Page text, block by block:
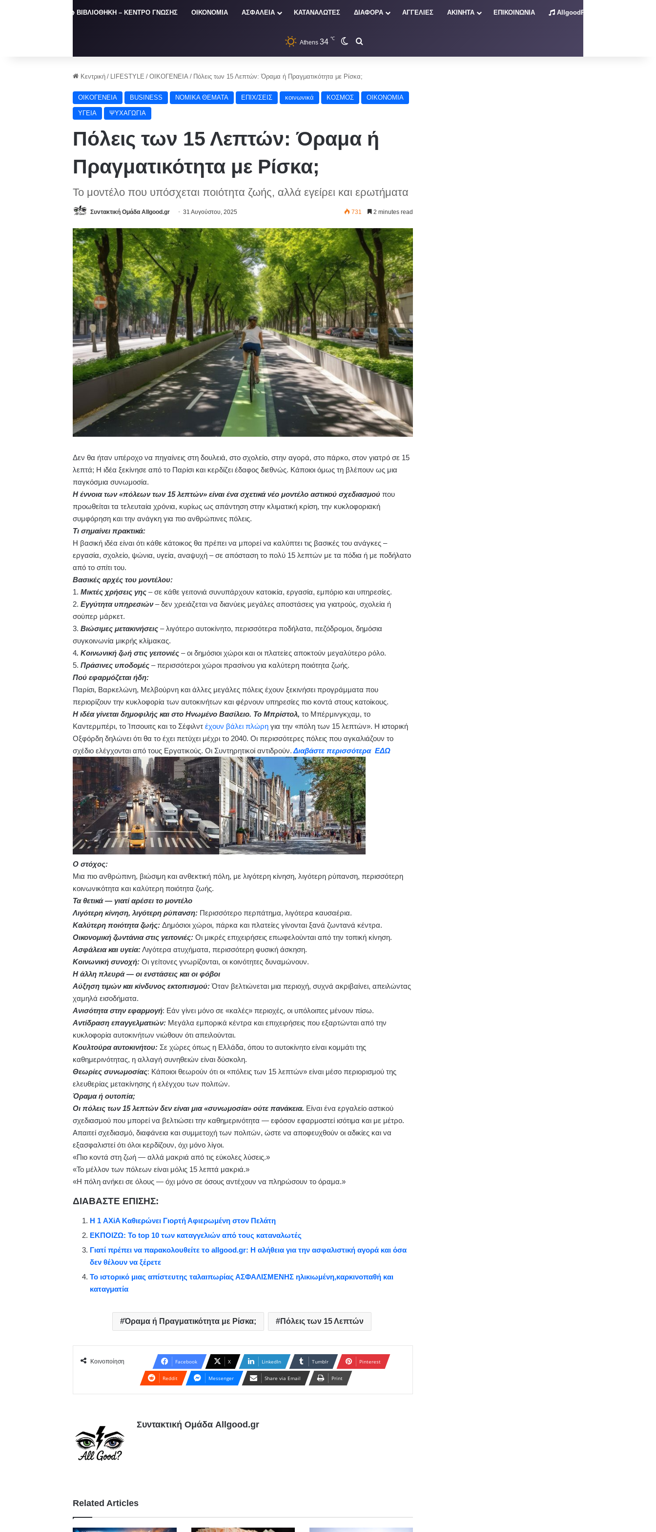
📚 ΒΙΒΛΙΟΘΗΚΗ – ΚΕΝΤΡΟ ΓΝΩΣΗΣ ΟΙΚΟΝΟΜΙΑ ΑΣΦΑΛΕΙΑ ΚΑΤΑΝΑΛΩΤΕΣ ΔΙΑΦΟΡΑ ΑΓΓΕΛΙΕΣ ΑΚΙΝΗΤΑ ΕΠΙΚΟΙΝΩΝΙΑ AllgoodRadio – Live
Athens 34 ℃ Switch skin
Κεντρική / LIFESTYLE / ΟΙΚΟΓΕΝΕΙΑ / Πόλεις των 15 Λεπτών: Όραμα ή Πραγματικότητα με Ρίσκα;
ΟΙΚΟΓΕΝΕΙΑ BUSINESS NOMIKA ΘΕΜΑΤΑ ΕΠΙΧ/ΣΕΙΣ κοινωνικά ΚΟΣΜΟΣ ΟΙΚΟΝΟΜΙΑ
ΥΓΕΙΑ ΨΥΧΑΓΩΓΙΑ
Πόλεις των 15 Λεπτών: Όραμα ή
Πραγματικότητα με Ρίσκα;
Το μοντέλο που υπόσχεται ποιότητα ζωής, αλλά εγείρει και ερωτήματα
Συντακτική Ομάδα Allgood.gr 31 Αυγούστου, 2025 731 2 minutes read
Δεν θα ήταν υπέροχο να πηγαίνεις στη δουλειά, στο σχολείο, στην αγορά, στο πάρκο, στον γιατρό σε 15
λεπτά; Η ιδέα ξεκίνησε από το Παρίσι και κερδίζει έδαφος διεθνώς. Κάποιοι όμως τη βλέπουν ως μια
παγκόσμια συνωμοσία.
Η έννοια των «πόλεων των 15 λεπτών» είναι ένα σχετικά νέο μοντέλο αστικού σχεδιασμού που
προωθείται τα τελευταία χρόνια, κυρίως ως απάντηση στην κλιματική κρίση, την κυκλοφοριακή
συμφόρηση και την ανάγκη για πιο ανθρώπινες πόλεις.
Τι σημαίνει πρακτικά:
Η βασική ιδέα είναι ότι κάθε κάτοικος θα πρέπει να μπορεί να καλύπτει τις βασικές του ανάγκες –
εργασία, σχολείο, ψώνια, υγεία, αναψυχή – σε απόσταση το πολύ 15 λεπτών με τα πόδια ή με ποδήλατο
από το σπίτι του.
Βασικές αρχές του μοντέλου:
1. Μικτές χρήσεις γης – σε κάθε γειτονιά συνυπάρχουν κατοικία, εργασία, εμπόριο και υπηρεσίες.
2.Εγγύτητα υπηρεσιών – δεν χρειάζεται να διανύεις μεγάλες αποστάσεις για γιατρούς, σχολεία ή
σούπερ μάρκετ.
3.Βιώσιμες μετακινήσεις – λιγότερο αυτοκίνητο, περισσότερα ποδήλατα, πεζόδρομοι, δημόσια
συγκοινωνία μικρής κλίμακας.
4. Κοινωνική ζωή στις γειτονιές – οι δημόσιοι χώροι και οι πλατείες αποκτούν μεγαλύτερο ρόλο.
5.Πράσινες υποδομές – περισσότεροι χώροι πρασίνου για καλύτερη ποιότητα ζωής.
Πού εφαρμόζεται ήδη:
Παρίσι, Βαρκελώνη, Μελβούρνη και άλλες μεγάλες πόλεις έχουν ξεκινήσει προγράμματα που
περιορίζουν την κυκλοφορία των αυτοκινήτων και φέρνουν υπηρεσίες πιο κοντά στους κατοίκους.
Η ιδέα γίνεται δημοφιλής και στο Ηνωμένο Βασίλειο. Το Μπρίστολ, το Μπέρμινγκχαμ, το
Καντερμπέρι, το Ίπσουιτς και το Σέφιλντέχουν βάλει πλώρη για την «πόλη των 15 λεπτών». Η ιστορική
Οξφόρδη δηλώνει ότι θα το έχει πετύχει μέχρι το 2040. Οι περισσότερες πόλεις που αγκαλιάζουν το
σχέδιο ελέγχονται από τους Εργατικούς. Οι Συντηρητικοί αντιδρούν.Διαβάστε περισσότερα ΕΔΩ
Ο στόχος:
Μια πιο ανθρώπινη, βιώσιμη και ανθεκτική πόλη, με λιγότερη κίνηση, λιγότερη ρύπανση, περισσότερη
κοινωνικότητα και καλύτερη ποιότητα ζωής.
Τα θετικά — γιατί αρέσει το μοντέλο
Λιγότερη κίνηση, λιγότερη ρύπανση: Περισσότερο περπάτημα, λιγότερα καυσαέρια.
Καλύτερη ποιότητα ζωής: Δημόσιοι χώροι, πάρκα και πλατείες γίνονται ξανά ζωντανά κέντρα.
Οικονομική ζωντάνια στις γειτονιές: Οι μικρές επιχειρήσεις επωφελούνται από την τοπική κίνηση.
Ασφάλεια και υγεία:Λιγότερα ατυχήματα, περισσότερη φυσική άσκηση.
Κοινωνική συνοχή: Οι γείτονες γνωρίζονται, οι κοινότητες δυναμώνουν.
Η άλλη πλευρά — οι ενστάσεις και οι φόβοι
Αύξηση τιμών και κίνδυνος εκτοπισμού:Όταν βελτιώνεται μια περιοχή, συχνά ακριβαίνει, απειλώντας
χαμηλά εισοδήματα.
Ανισότητα στην εφαρμογή: Εάν γίνει μόνο σε «καλές» περιοχές, οι υπόλοιπες μένουν πίσω.
Αντίδραση επαγγελματιών: Μεγάλα εμπορικά κέντρα και επιχειρήσεις που εξαρτώνται από την
κυκλοφορία αυτοκινήτων νιώθουν ότι απειλούνται.
Κουλτούρα αυτοκινήτου: Σε χώρες όπως η Ελλάδα, όπου το αυτοκίνητο είναι κομμάτι της
καθημερινότητας, η αλλαγή συνηθειών είναι δύσκολη.
Θεωρίες συνωμοσίας: Κάποιοι θεωρούν ότι οι «πόλεις των 15 λεπτών» είναι μέσο περιορισμού της
ελευθερίας μετακίνησης ή ελέγχου των πολιτών.
Όραμα ή ουτοπία;
Οι πόλεις των 15 λεπτών δεν είναι μια «συνωμοσία» ούτε πανάκεια. Είναι ένα εργαλείο αστικού
σχεδιασμού που μπορεί να βελτιώσει την καθημερινότητα — εφόσον εφαρμοστεί ισότιμα και με μέτρο.
Απαιτεί σχεδιασμό, διαφάνεια και συμμετοχή των πολιτών, ώστε να αποφευχθούν οι αδικίες και να
εξασφαλιστεί ότι όλοι κερδίζουν, όχι μόνο λίγοι.
«Πιο κοντά στη ζωή — αλλά μακριά από τις εύκολες λύσεις.»
«Το μέλλον των πόλεων είναι μόλις 15 λεπτά μακριά.»
«Η πόλη ανήκει σε όλους — όχι μόνο σε όσους αντέχουν να πληρώσουν το όραμα.»
ΔΙΑΒΑΣΤΕ ΕΠΙΣΗΣ:
Η 1 AXiA Καθιερώνει Γιορτή Αφιερωμένη στον Πελάτη
ΕΚΠΟΙΖΩ: Το top 10 των καταγγελιών από τους καταναλωτές
Γιατί πρέπει να παρακολουθείτε το allgood.gr: Η αλήθεια για την ασφαλιστική αγορά και όσα
δεν θέλουν να ξέρετε
Το ιστορικό μιας απίστευτης ταλαιπωρίας ΑΣΦΑΛΙΣΜΕΝΗΣ ηλικιωμένη,καρκινοπαθή και
καταγματία
Όραμα ή Πραγματικότητα με Ρίσκα; Πόλεις των 15 Λεπτών
Κοινοποίηση Facebook X LinkedIn Tumblr Pinterest
Reddit Messenger Share via Email Print
Συντακτική Ομάδα Allgood.gr
Related Articles